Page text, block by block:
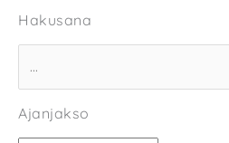
Hakusana
Ajanjakso